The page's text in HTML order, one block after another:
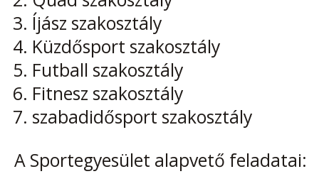
Íjász szakosztály
Küzdősport szakosztály
Futball szakosztály
Fitnesz szakosztály
szabadidősport szakosztály
A Sportegyesület alapvető feladatai: